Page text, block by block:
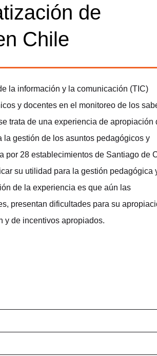
de
Chile
la información y la comunicación (TIC)
y docentes en el monitoreo de los
trata de una experiencia de apropiación
la gestión de los asuntos pedagógicos y
por 28 establecimientos de Santiago de
su utilidad para la gestión pedagógica
de la experiencia es que aún las
presentan dificultades para su
y de incentivos apropiados.